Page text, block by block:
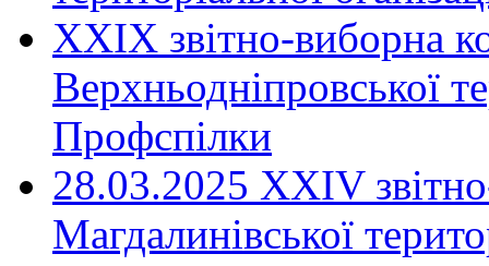
XXIX звітно-виборна
Верхньодніпровської
Профспілки
28.03.2025 ХХІV
Магдалинівської